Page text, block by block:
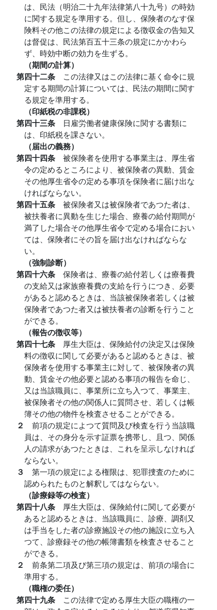
は、民法（明治二十九年法律第八十九号）の時効
に関する規定を準用する。但し、保険者のなす保
険料その他この法律の規定による徴収金の告知又
は督促は、民法第百五十三条の規定にかかわら
ず、時効中断の効力を生ずる。
（期間の計算）
第四十二条 この法律又はこの法律に基く命令に規
定する期間の計算については、民法の期間に関す
る規定を準用する。
（印紙税の非課税）
第四十三条 日雇労働者健康保険に関する書類に
は、印紙税を課さない。
（届出の義務）
第四十四条 被保険者を使用する事業主は、厚生省
令の定めるところにより、被保険者の異動、賃金
その他厚生省令の定める事項を保険者に届け出な
ければならない。
第四十五条 被保険者又は被保険者であつた者は、
被扶養者に異動を生じた場合、療養の給付期間が
満了した場合その他厚生省令で定める場合におい
ては、保険者にその旨を届け出なければならな
い。
（強制診断）
第四十六条 保険者は、療養の給付若しくは療養費
の支給又は家族療養費の支給を行うにつき、必要
があると認めるときは、当該被保険者若しくは被
保険者であつた者又は被扶養者の診断を行うこと
ができる。
（報告の徴収等）
第四十七条 厚生大臣は、保険給付の決定又は保険
料の徴収に関して必要があると認めるときは、被
保険者を使用する事業主に対して、被保険者の異
動、賃金その他必要と認める事項の報告を命じ、
又は当該職員に、事業所に立ち入つて、事業主、
被保険者その他の関係人に質問させ、若しくは帳
簿その他の物件を検査させることができる。
２ 前項の規定によつて質問及び検査を行う当該職
員は、その身分を示す証票を携帯し、且つ、関係
人の請求があつたときは、これを呈示しなければ
ならない。
３ 第一項の規定による権限は、犯罪捜査のために
認められたものと解釈してはならない。
（診療録等の検査）
第四十八条 厚生大臣は、保険給付に関して必要が
あると認めるときは、当該職員に、診療、調剤又
は手当をした者の診療施設その他の施設に立ち入
つて、診療録その他の帳簿書類を検査させること
ができる。
２ 前条第二項及び第三項の規定は、前項の場合に
準用する。
（職権の委任）
第四十九条 この法律で定める厚生大臣の職権の一